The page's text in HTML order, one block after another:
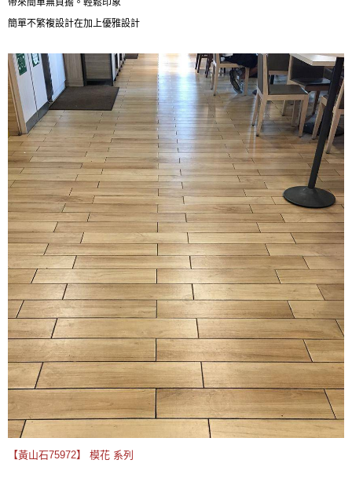
簡單不繁複設計在加上優雅設計
【黃山石75972】 模花 系列